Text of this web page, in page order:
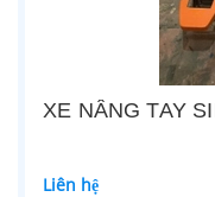
XE NÂNG TAY
Liên hệ